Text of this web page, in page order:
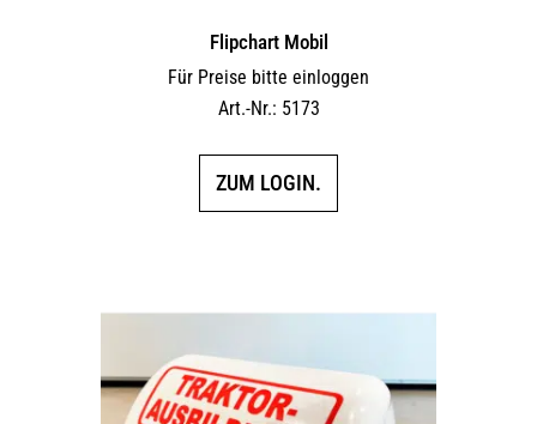
Flipchart Mobil
Für Preise bitte einloggen
Art.-Nr.: 5173
ZUM LOGIN.